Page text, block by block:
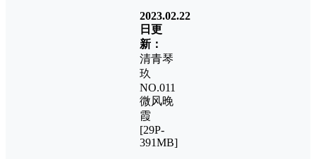
2023.02.22
日更
新：
清青琴
玖
NO.011
微风晚
霞
[29P-
391MB]